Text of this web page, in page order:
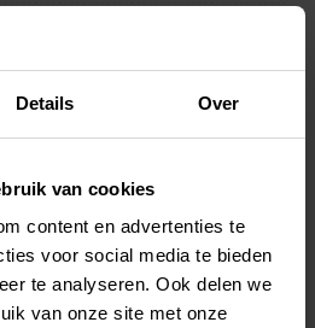
Details Over
van cookies
content en advertenties te
voor social media te bieden
te analyseren. Ook delen we
van onze site met onze
kunstmatige
zoals chemische
BHT en of BHA),
of bindmiddelen. Farm
en bevat geen kleur-,
of kunstmatige
HE wordt uitsluitend
vleesmeel en vet van
gevogelte zoals kip.
Beoordelingen
0beoordelingen
0beoordelingen
0beoordelingen